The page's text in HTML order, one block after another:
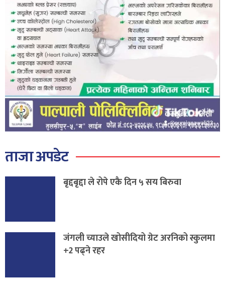
ताजा अपडेट
बृद्दबृद्दा ले रोपे एकै दिन ५ सय बिरुवा
जंगली च्याउले खोसीदियो ग्रेट अरनिको स्कुलमा
+2 पढ्ने रहर